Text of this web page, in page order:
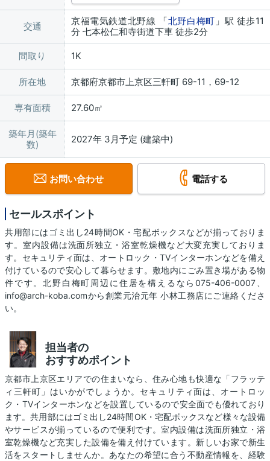
交通 京福電気鉄道北野線 「北野白梅町 」駅 徒歩11
分 七本松仁和寺街道下車 徒歩2分
間取り 1K
所在地 京都府京都市上京区三軒町 69-11，69-12
専有面積 27.60㎡
築年月(築年
数)
2027年 3月予定 (建築中)
お問い合わせ 電話する
セールスポイント
共用部にはゴミ出し24時間OK・宅配ボックスなどが揃っておりま
す。室内設備は洗面所独立・浴室乾燥機など大変充実しておりま
す。セキュリティ面は、オートロック・TVインターホンなどを備え
付けているので安心して暮らせます。敷地内にごみ置き場がある物
件です。北野白梅町周辺に住居を構えるなら075-406-0007、
info@arch-koba.comから創業元治元年 小林工務店にご連絡くださ
い。
担当者の
おすすめポイント
京都市上京区エリアでの住まいなら、住み心地も快適な「フラッテ
ィ三軒町」はいかがでしょうか。セキュリティ面は、オートロッ
ク・TVインターホンなどを設置しているので安全面でも優れており
ます。共用部にはゴミ出し24時間OK・宅配ボックスなど様々な設備
やサービスが揃っているので便利です。室内設備は洗面所独立・浴
室乾燥機など充実した設備を備え付けています。新しいお家で新生
活をスタートしませんか。あなたの希望に合う不動産情報を、経験